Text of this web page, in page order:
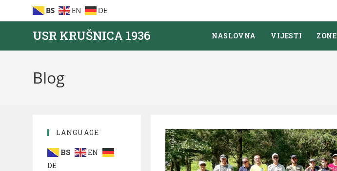
BS EN DE
USR KRUŠNICA 1936 NASLOVNA VIJESTI ZONE
Blog
LANGUAGE
BS
EN
DE